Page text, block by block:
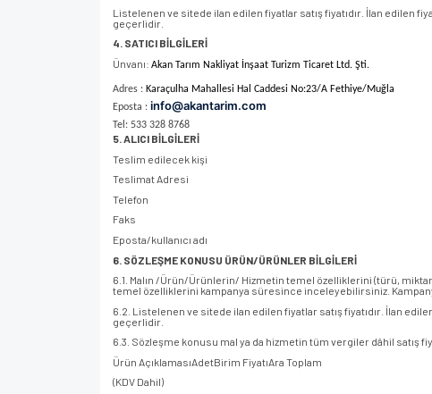
Listelenen ve sitede ilan edilen fiyatlar satış fiyatıdır. İlan edilen
geçerlidir.
4. SATICI BİLGİLERİ
Ünvanı: Akan Tarım Nakliyat İnşaat Turizm Ticaret Ltd. Şti.
Adres : Karaçulha Mahallesi Hal Caddesi No:23/A Fethiye/Muğla
Eposta : info@akantarim.com
Tel: 533 328 8768
5. ALICI BİLGİLERİ
Teslim edilecek kişi
Teslimat Adresi
Telefon
Faks
Eposta/kullanıcı adı
6. SÖZLEŞME KONUSU ÜRÜN/ÜRÜNLER BİLGİLERİ
6.1. Malın /Ürün/Ürünlerin/ Hizmetin temel özelliklerini (türü,
temel özelliklerini kampanya süresince inceleyebilirsiniz.
6.2. Listelenen ve sitede ilan edilen fiyatlar satış fiyatıdır. İlan
geçerlidir.
6.3. Sözleşme konusu mal ya da hizmetin tüm vergiler dâhil satış
Ürün AçıklamasıAdetBirim FiyatıAra Toplam
(KDV Dahil)